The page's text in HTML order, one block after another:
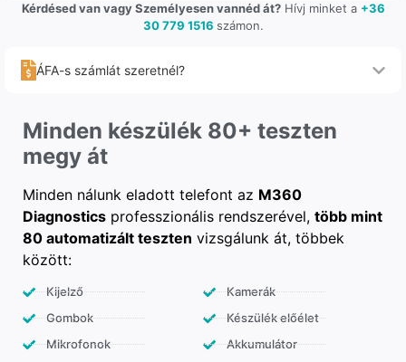
Kérdésed van vagy Személyesen vannéd át?Hívj minket a +36
30 779 1516 számon.
ÁFA-s számlát szeretnél?
Minden készülék 80+ teszten
megy át
Minden nálunk eladott telefont az M360
Diagnostics professzionális rendszerével, több mint
80 automatizált teszten vizsgálunk át, többek
között:
Kijelző
Gombok
Mikrofonok
Kamerák
Készülék előélet
Akkumulátor